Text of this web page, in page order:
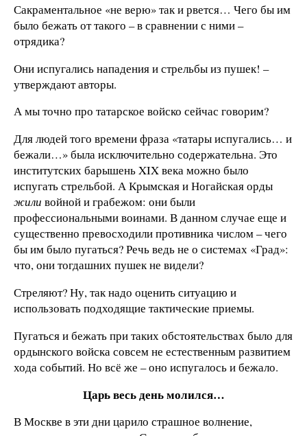
Сакраментальное «не верю» так и рвется… Чего бы им
было бежать от такого – в сравнении с ними –
отрядика?
Они испугались нападения и стрельбы из пушек! –
утверждают авторы.
А мы точно про татарское войско сейчас говорим?
Для людей того времени фраза «татары испугались… и
бежали…» была исключительно содержательна. Это
институтских барышень XIX века можно было
испугать стрельбой. А Крымская и Ногайская орды
жили войной и грабежом: они были
профессиональными воинами. В данном случае еще и
существенно превосходили противника числом – чего
бы им было пугаться? Речь ведь не о системах «Град»:
что, они тогдашних пушек не видели?
Стреляют? Ну, так надо оценить ситуацию и
использовать подходящие тактические приемы.
Пугаться и бежать при таких обстоятельствах было для
ордынского войска совсем не естественным развитием
хода событий. Но всё же – оно испугалось и бежало.
Царь весь день молился…
В Москве в эти дни царило страшное волнение,